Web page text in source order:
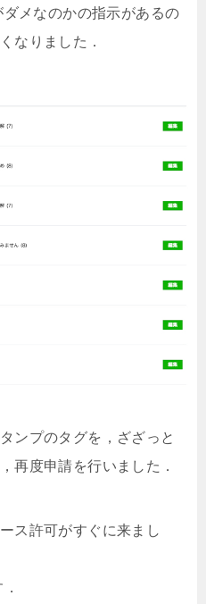
メなのかの指示があるの
なりました．
ンプのタグを，ざざっと
再度申請を行いました．
ス許可がすぐに来まし